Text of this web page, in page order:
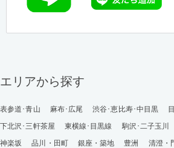
エリアから探す
表参道･青山 麻布･広尾 渋谷･恵比寿･中目黒
下北沢･三軒茶屋
東横線･目黒線 駒沢･二子玉川
神楽坂
品川・田町 銀座・築地 豊洲 清澄・